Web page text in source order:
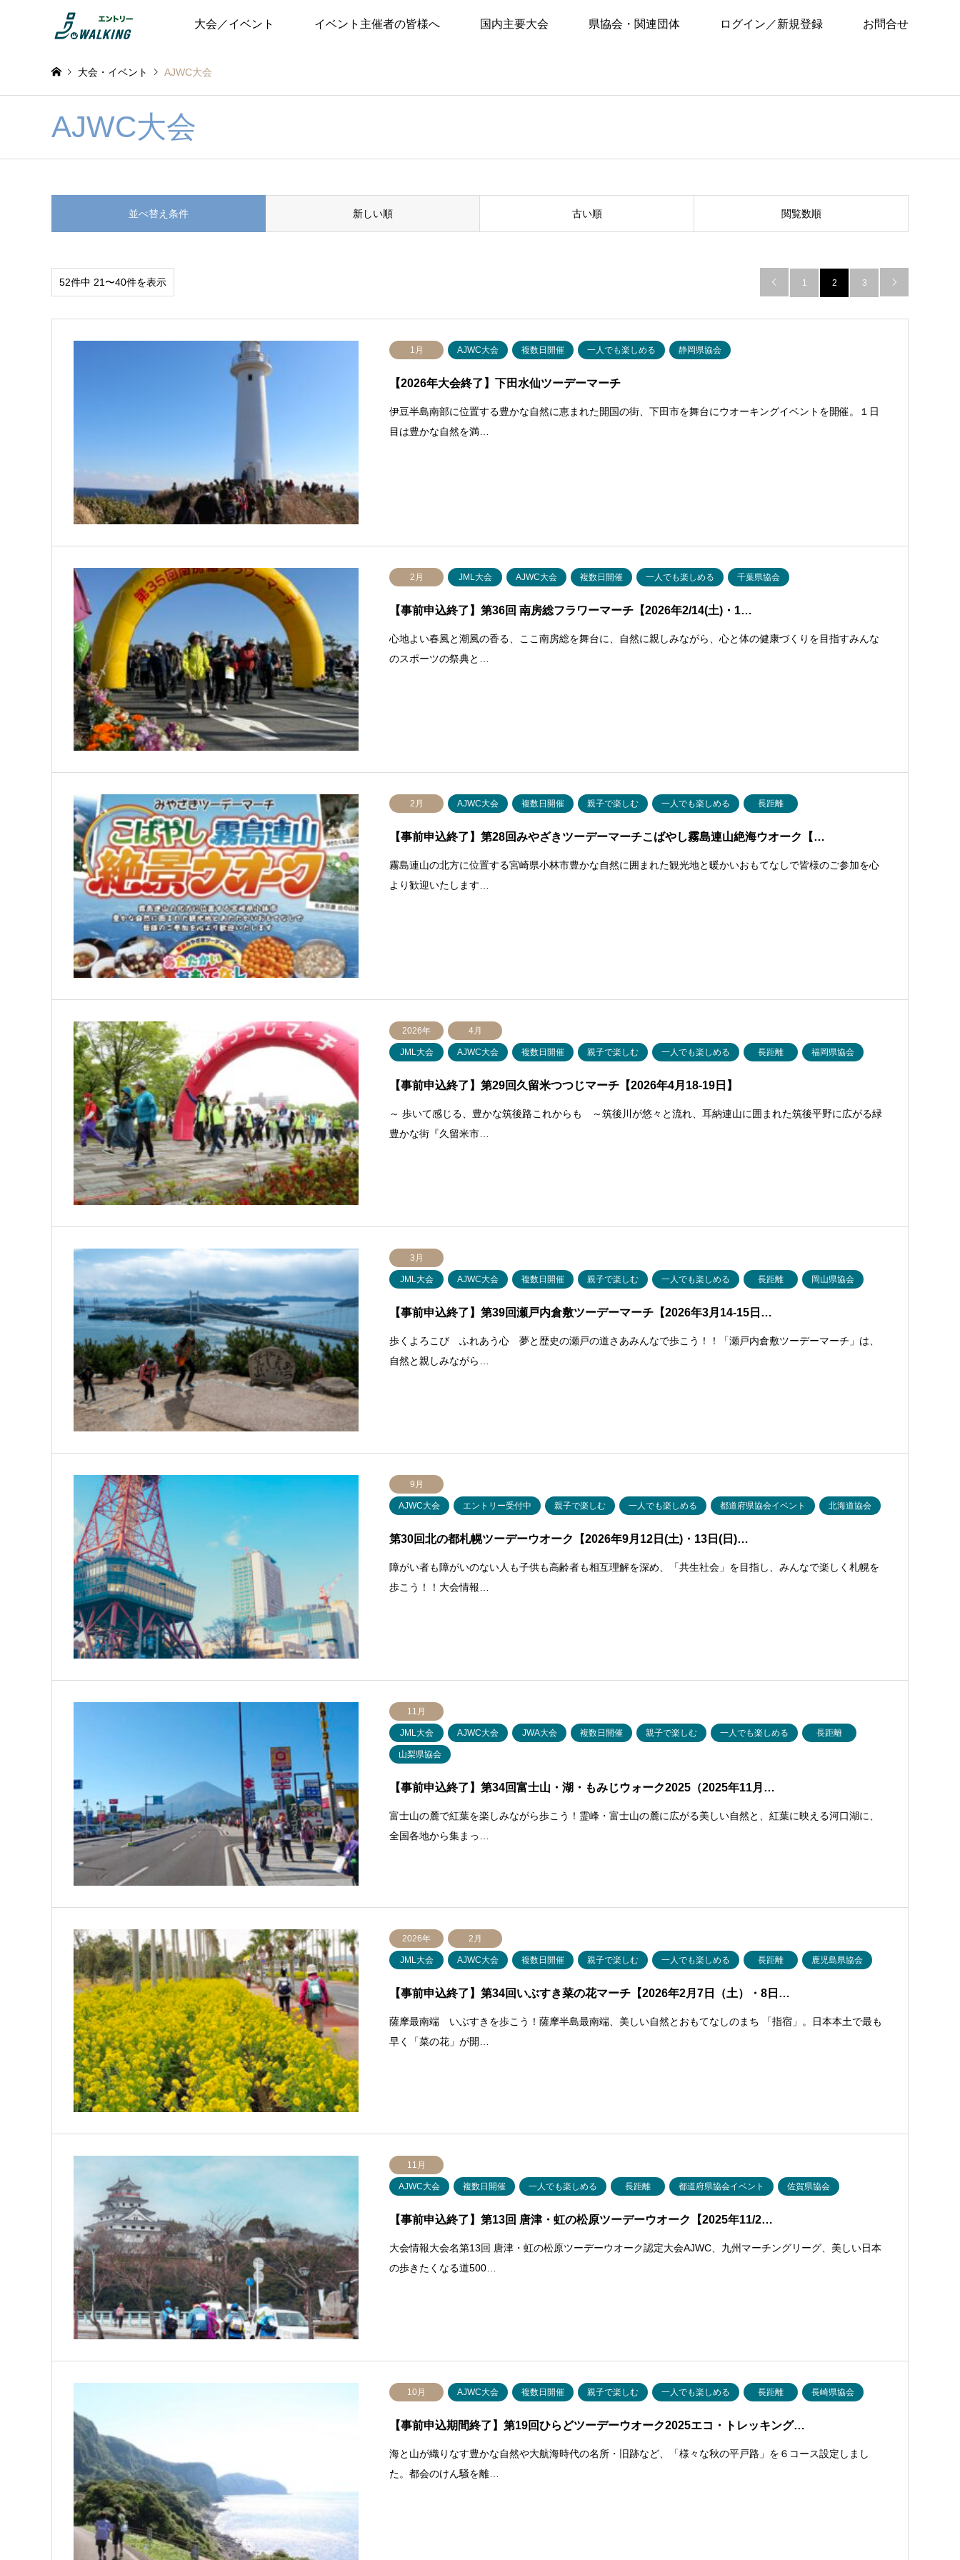
大会／イベント イベント主催者の皆様へ 国内主要大会 県協会・関連団体 ログイン／新規登録 お問合せ
大会・イベント AJWC大会
AJWC大会
並べ替え条件 新しい順 古い順 閲覧数順
52件中 21〜40件を表示  1 2 3 
1月 AJWC大会 複数日開催 一人でも楽しめる 静岡県協会
【2026年大会終了】下田水仙ツーデーマーチ
伊豆半島南部に位置する豊かな自然に恵まれた開国の街、下田市を舞台にウオーキングイベントを開催。１日
目は豊かな自然を満…
2月 JML大会 AJWC大会 複数日開催 一人でも楽しめる 千葉県協会
【事前申込終了】第36回 南房総フラワーマーチ【2026年2/14(土)・1…
心地よい春風と潮風の香る、ここ南房総を舞台に、自然に親しみながら、心と体の健康づくりを目指すみんな
のスポーツの祭典と…
2月 AJWC大会 複数日開催 親子で楽しむ 一人でも楽しめる 長距離
【事前申込終了】第28回みやざきツーデーマーチこばやし霧島連山絶海ウオーク【…
霧島連山の北方に位置する宮崎県小林市豊かな自然に囲まれた観光地と暖かいおもてなしで皆様のご参加を心
より歓迎いたします…
2026年 4月
JML大会 AJWC大会 複数日開催 親子で楽しむ 一人でも楽しめる 長距離 福岡県協会
【事前申込終了】第29回久留米つつじマーチ【2026年4月18-19日】
～ 歩いて感じる、豊かな筑後路これからも ～筑後川が悠々と流れ、耳納連山に囲まれた筑後平野に広がる緑
豊かな街『久留米市…
3月
JML大会 AJWC大会 複数日開催 親子で楽しむ 一人でも楽しめる 長距離 岡山県協会
【事前申込終了】第39回瀬戸内倉敷ツーデーマーチ【2026年3月14-15日…
歩くよろこび ふれあう心 夢と歴史の瀬戸の道さあみんなで歩こう！！「瀬戸内倉敷ツーデーマーチ」は、
自然と親しみながら…
9月
AJWC大会 エントリー受付中 親子で楽しむ 一人でも楽しめる 都道府県協会イベント 北海道協会
第30回北の都札幌ツーデーウオーク【2026年9月12日(土)・13日(日)…
障がい者も障がいのない人も子供も高齢者も相互理解を深め、「共生社会」を目指し、みんなで楽しく札幌を
歩こう！！大会情報…
11月
JML大会 AJWC大会 JWA大会 複数日開催 親子で楽しむ 一人でも楽しめる 長距離
山梨県協会
【事前申込終了】第34回富士山・湖・もみじウォーク2025（2025年11月…
富士山の麓で紅葉を楽しみながら歩こう！霊峰・富士山の麓に広がる美しい自然と、紅葉に映える河口湖に、
全国各地から集まっ…
2026年 2月
JML大会 AJWC大会 複数日開催 親子で楽しむ 一人でも楽しめる 長距離 鹿児島県協会
【事前申込終了】第34回いぶすき菜の花マーチ【2026年2月7日（土）・8日…
薩摩最南端 いぶすきを歩こう！薩摩半島最南端、美しい自然とおもてなしのまち 「指宿」。日本本土で最も
早く「菜の花」が開…
11月
AJWC大会 複数日開催 一人でも楽しめる 長距離 都道府県協会イベント 佐賀県協会
【事前申込終了】第13回 唐津・虹の松原ツーデーウオーク【2025年11/2…
大会情報大会名第13回 唐津・虹の松原ツーデーウオーク認定大会AJWC、九州マーチングリーグ、美しい日本
の歩きたくなる道500…
10月 AJWC大会 複数日開催 親子で楽しむ 一人でも楽しめる 長距離 長崎県協会
【事前申込期間終了】第19回ひらどツーデーウオーク2025エコ・トレッキング…
海と山が織りなす豊かな自然や大航海時代の名所・旧跡など、「様々な秋の平戸路」を６コース設定しまし
た。都会のけん騒を離…